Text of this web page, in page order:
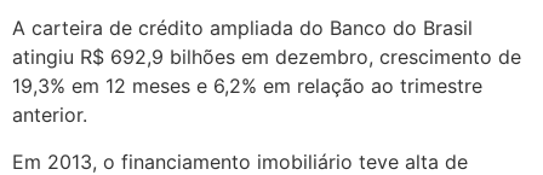
A carteira de crédito ampliada do Banco do Brasil
atingiu R$ 692,9 bilhões em dezembro, crescimento de
19,3% em 12 meses e 6,2% em relação ao trimestre
anterior.
Em 2013, o financiamento imobiliário teve alta de